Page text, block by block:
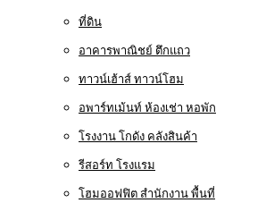
ที่ดิน
อาคารพาณิชย์ ตึกแถว
ทาวน์เฮ้าส์ ทาวน์โฮม
อพาร์ทเม้นท์ ห้องเช่า หอพัก
โรงงาน โกดัง คลังสินค้า
รีสอร์ท โรงแรม
โฮมออฟฟิต สำนักงาน พื้นที่